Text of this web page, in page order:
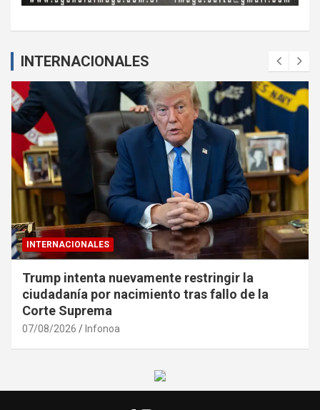
INTERNACIONALES
INTERNACIONALES
Trump intenta nuevamente restringir la
ciudadanía por nacimiento tras fallo de la
Corte Suprema
07/08/2026 Infonoa